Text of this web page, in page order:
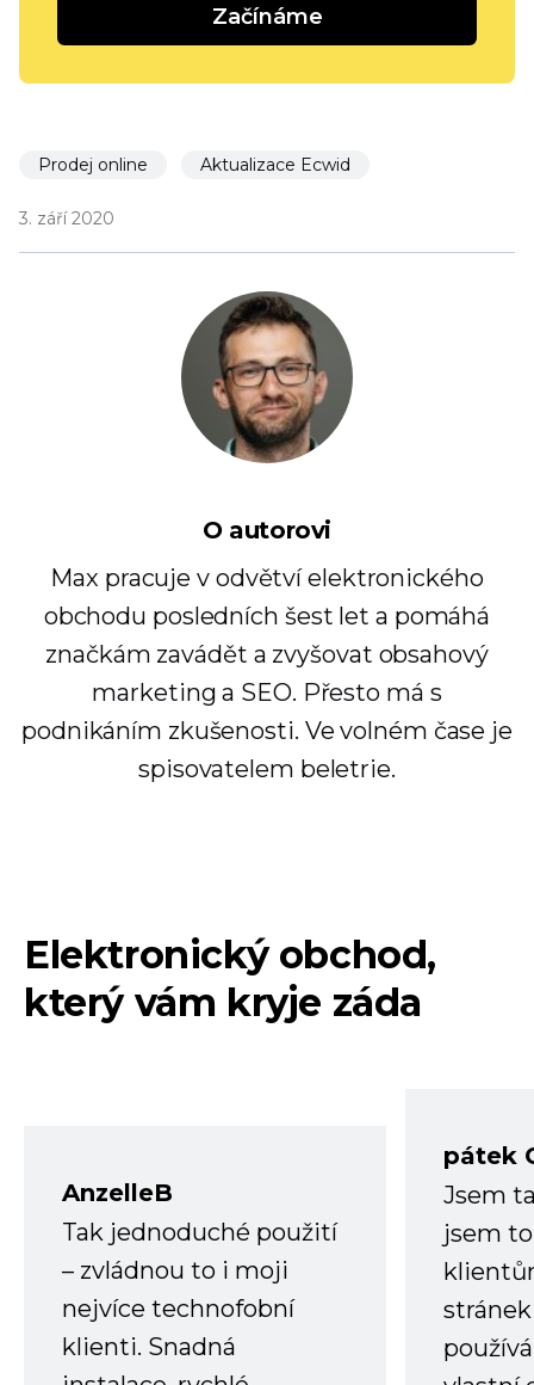
Začínáme
Prodej online Aktualizace Ecwid
3. září 2020
O autorovi
Max pracuje v odvětví elektronického
obchodu posledních šest let a pomáhá
značkám zavádět a zvyšovat obsahový
marketing a SEO. Přesto má s
podnikáním zkušenosti. Ve volném čase je
spisovatelem beletrie.
Elektronický obchod,
který vám kryje záda
AnzelleB
Tak jednoduché použití
– zvládnou to i moji
nejvíce technofobní
klienti. Snadná
pátek
Jsem
jsem